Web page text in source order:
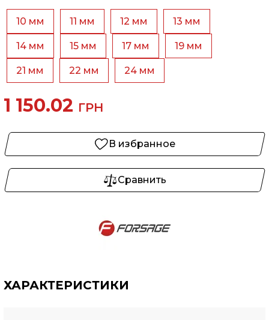
10 мм 11 мм 12 мм 13 мм
14 мм 15 мм 17 мм 19 мм
21 мм 22 мм 24 мм
1 150.02 ГРН
В избранное
Сравнить
ХАРАКТЕРИСТИКИ